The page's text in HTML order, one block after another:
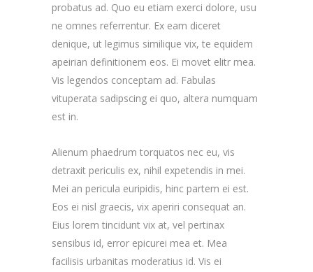
probatus ad. Quo eu etiam exerci dolore, usu
ne omnes referrentur. Ex eam diceret
denique, ut legimus similique vix, te equidem
apeirian definitionem eos. Ei movet elitr mea.
Vis legendos conceptam ad. Fabulas
vituperata sadipscing ei quo, altera numquam
est in.
Alienum phaedrum torquatos nec eu, vis
detraxit periculis ex, nihil expetendis in mei.
Mei an pericula euripidis, hinc partem ei est.
Eos ei nisl graecis, vix aperiri consequat an.
Eius lorem tincidunt vix at, vel pertinax
sensibus id, error epicurei mea et. Mea
facilisis urbanitas moderatius id. Vis ei